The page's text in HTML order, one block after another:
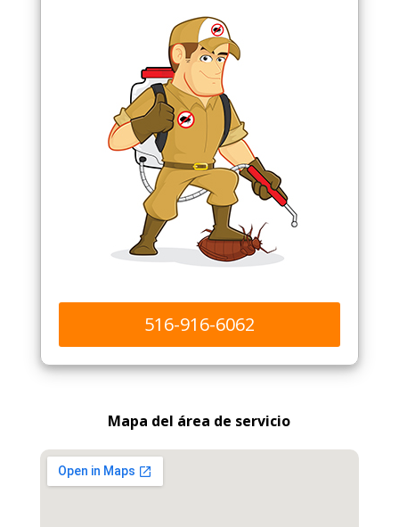
516-916-6062
Mapa del área de servicio